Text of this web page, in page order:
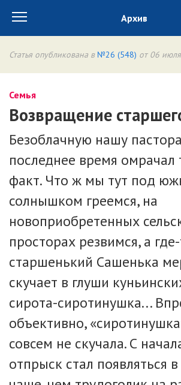
Архив
Статья опубликована в №26 (548) от 06
Семья
Возвращение
Безоблачную нашу
последнее время омрачал
факт. Что ж мы тут под
солнышком греемся, на
новоприобретенных
просторах резвимся, а
старшенький Сашенька
скучает в глуши
сирота-сиротинушка...
объективно,
совсем не скучала. С
отпрыск стал появляться